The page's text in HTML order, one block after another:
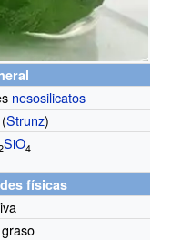
nesosilicatos
Strunz)
SiO4
físicas